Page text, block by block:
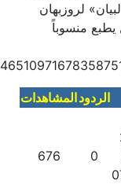
لروزبهان
هـ)، ولا يزال يطبع منسوباً
الردودالمشاهدات
0
676